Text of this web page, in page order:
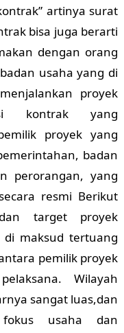
artinya surat
bisa juga berarti
dengan orang
usaha yang di
proyek
kontrak yang
proyek yang
badan
perorangan, yang
resmi Berikut
target proyek
maksud tertuang
pemilik proyek
Wilayah
sangat luas,dan
usaha dan